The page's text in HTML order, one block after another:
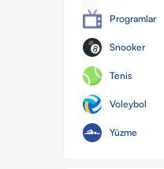
Programlar
Snooker
Tenis
Voleybol
Yüzme